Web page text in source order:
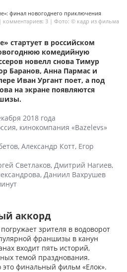
комментариев: 3 | Фото: © кадр из фильма
стартует в российском
комедийную
новелл снова Тимур
Баранов, Анна Пармас и
Иван Ургант поет, а под
на экране появляются
2018 года
кинокомпания «Bazelevs»
Александр Котт, Егор
Светлаков, Дмитрий Нагиев,
Даниил Вахрушев
аккорд
зрителя в водоворот
франшизы в канун
входит пять историй,
темой празднования.
это финальный фильм «Елок».